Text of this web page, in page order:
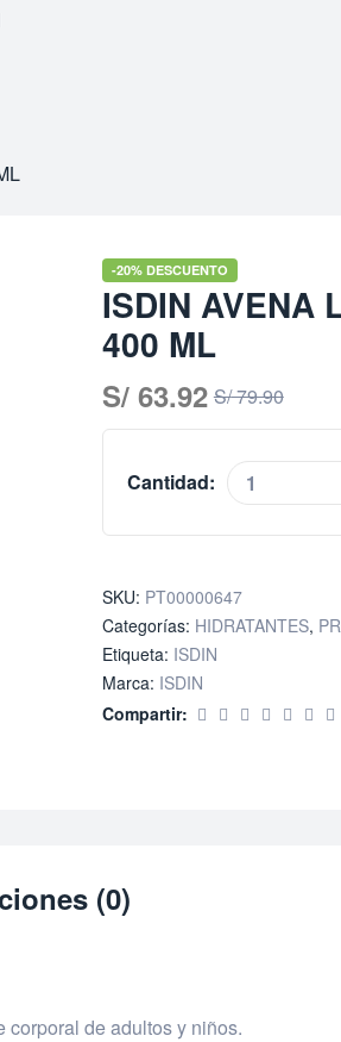
-20% DESCUENTO
ISDIN AVENA
400 ML
S/79.90
S/ 63.92
Cantidad:
SKU: PT00000647
Categorías: HIDRATANTES,
Etiqueta: ISDIN
Marca: ISDIN
Compartir:
(0)
de adultos y niños.